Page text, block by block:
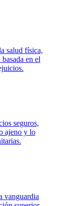
salud física,
en el
seguros,
ajeno y lo
vanguardia